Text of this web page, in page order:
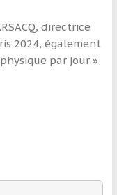
directrice
2024, également
par jour »